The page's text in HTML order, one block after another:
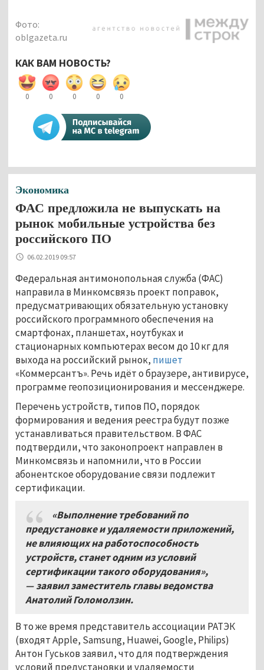
Фото:
oblgazeta.ru
КАК ВАМ НОВОСТЬ?
0 0 0 0 0
Экономика
ФАС предложила не выпускать на
рынок мобильные устройства без
российского ПО
06.02.2019 09:57
Федеральная антимонопольная служба (ФАС)
направила в Минкомсвязь проект поправок,
предусматривающих обязательную установку
российского программного обеспечения на
смартфонах, планшетах, ноутбуках и
стационарных компьютерах весом до 10 кг для
выхода на российский рынок, пишет
«Коммерсантъ». Речь идёт о браузере, антивирусе,
программе геопозиционирования и мессенджере.
Перечень устройств, типов ПО, порядок
формирования и ведения реестра будут позже
устанавливаться правительством. В ФАС
подтвердили, что законопроект направлен в
Минкомсвязь и напомнили, что в России
абонентское оборудование связи подлежит
сертификации.
«Выполнение требований по
предустановке и удаляемости приложений,
не влияющих на работоспособность
устройств, станет одним из условий
сертификации такого оборудования»,
— заявил заместитель главы ведомства
Анатолий Голомолзин.
В то же время представитель ассоциации РАТЭК
(входят Apple, Samsung, Huawei, Google, Philips)
Антон Гуськов заявил, что для подтверждения
условий предустановки и удаляемости